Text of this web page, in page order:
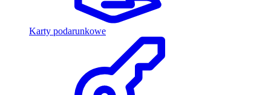
Karty podarunkowe